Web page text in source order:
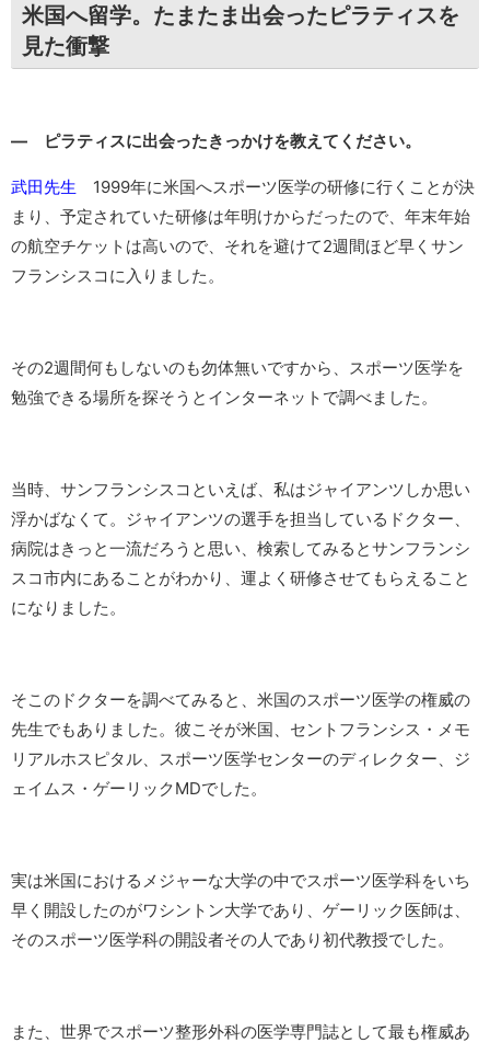
米国へ留学。たまたま出会ったピラティスを
見た衝撃
― ピラティスに出会ったきっかけを教えてください。
武田先生 1999年に米国へスポーツ医学の研修に行くことが決
まり、予定されていた研修は年明けからだったので、年末年始
の航空チケットは高いので、それを避けて2週間ほど早くサン
フランシスコに入りました。
その2週間何もしないのも勿体無いですから、スポーツ医学を
勉強できる場所を探そうとインターネットで調べました。
当時、サンフランシスコといえば、私はジャイアンツしか思い
浮かばなくて。ジャイアンツの選手を担当しているドクター、
病院はきっと一流だろうと思い、検索してみるとサンフランシ
スコ市内にあることがわかり、運よく研修させてもらえること
になりました。
そこのドクターを調べてみると、米国のスポーツ医学の権威の
先生でもありました。彼こそが米国、セントフランシス・メモ
リアルホスピタル、スポーツ医学センターのディレクター、ジ
ェイムス・ゲーリックMDでした。
実は米国におけるメジャーな大学の中でスポーツ医学科をいち
早く開設したのがワシントン大学であり、ゲーリック医師は、
そのスポーツ医学科の開設者その人であり初代教授でした。
また、世界でスポーツ整形外科の医学専門誌として最も権威あ